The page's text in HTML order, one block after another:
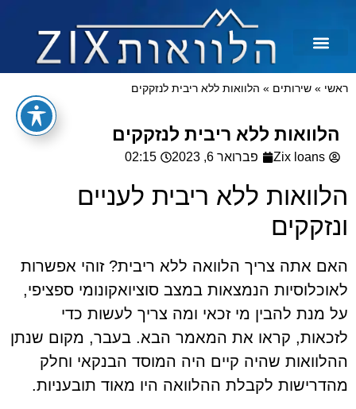
ראשי » שירותים » הלוואות ללא ריבית לנזקקים
הלוואות ללא ריבית לנזקקים
Zix loans פברואר 6, 2023 02:15
הלוואות ללא ריבית לעניים
ונזקקים
האם אתה צריך הלוואה ללא ריבית? זוהי אפשרות
לאוכלוסיות הנמצאות במצב סוציואקונומי ספציפי,
על מנת להבין מי זכאי ומה צריך לעשות כדי
לזכאות, קראו את המאמר הבא. בעבר, מקום שנתן
ההלוואות שהיה קיים היה המוסד הבנקאי וחלק
מהדרישות לקבלת ההלוואה היו מאוד תובעניות.